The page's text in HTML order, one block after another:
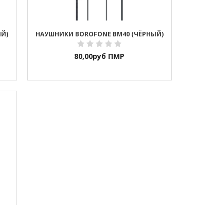
НАУШНИКИ BOROFONE BM40 (ЧЁРНЫЙ)
80,00руб ПМР